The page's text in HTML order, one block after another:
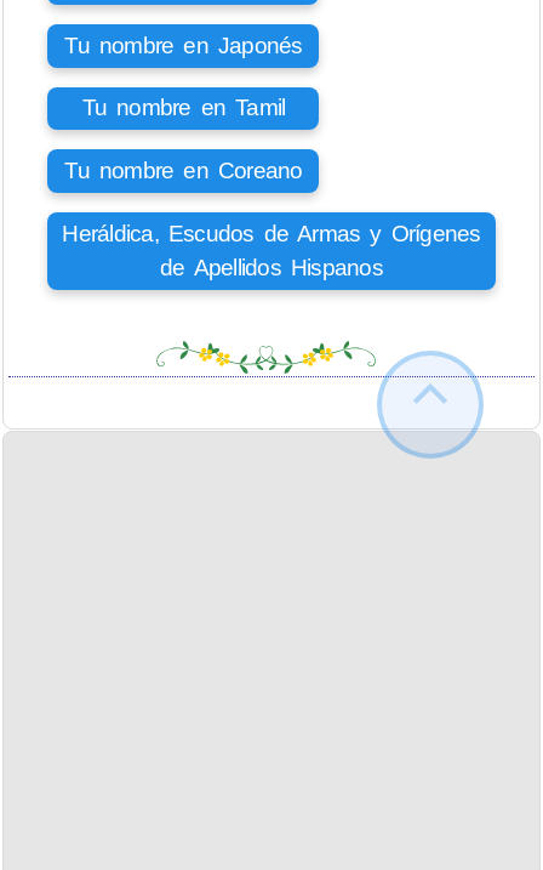
Tu nombre en Japonés
Tu nombre en Tamil
Tu nombre en Coreano
Heráldica, Escudos de Armas y Orígenes
de Apellidos Hispanos